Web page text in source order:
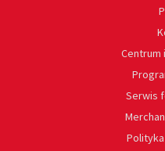
Centrum
Serwis